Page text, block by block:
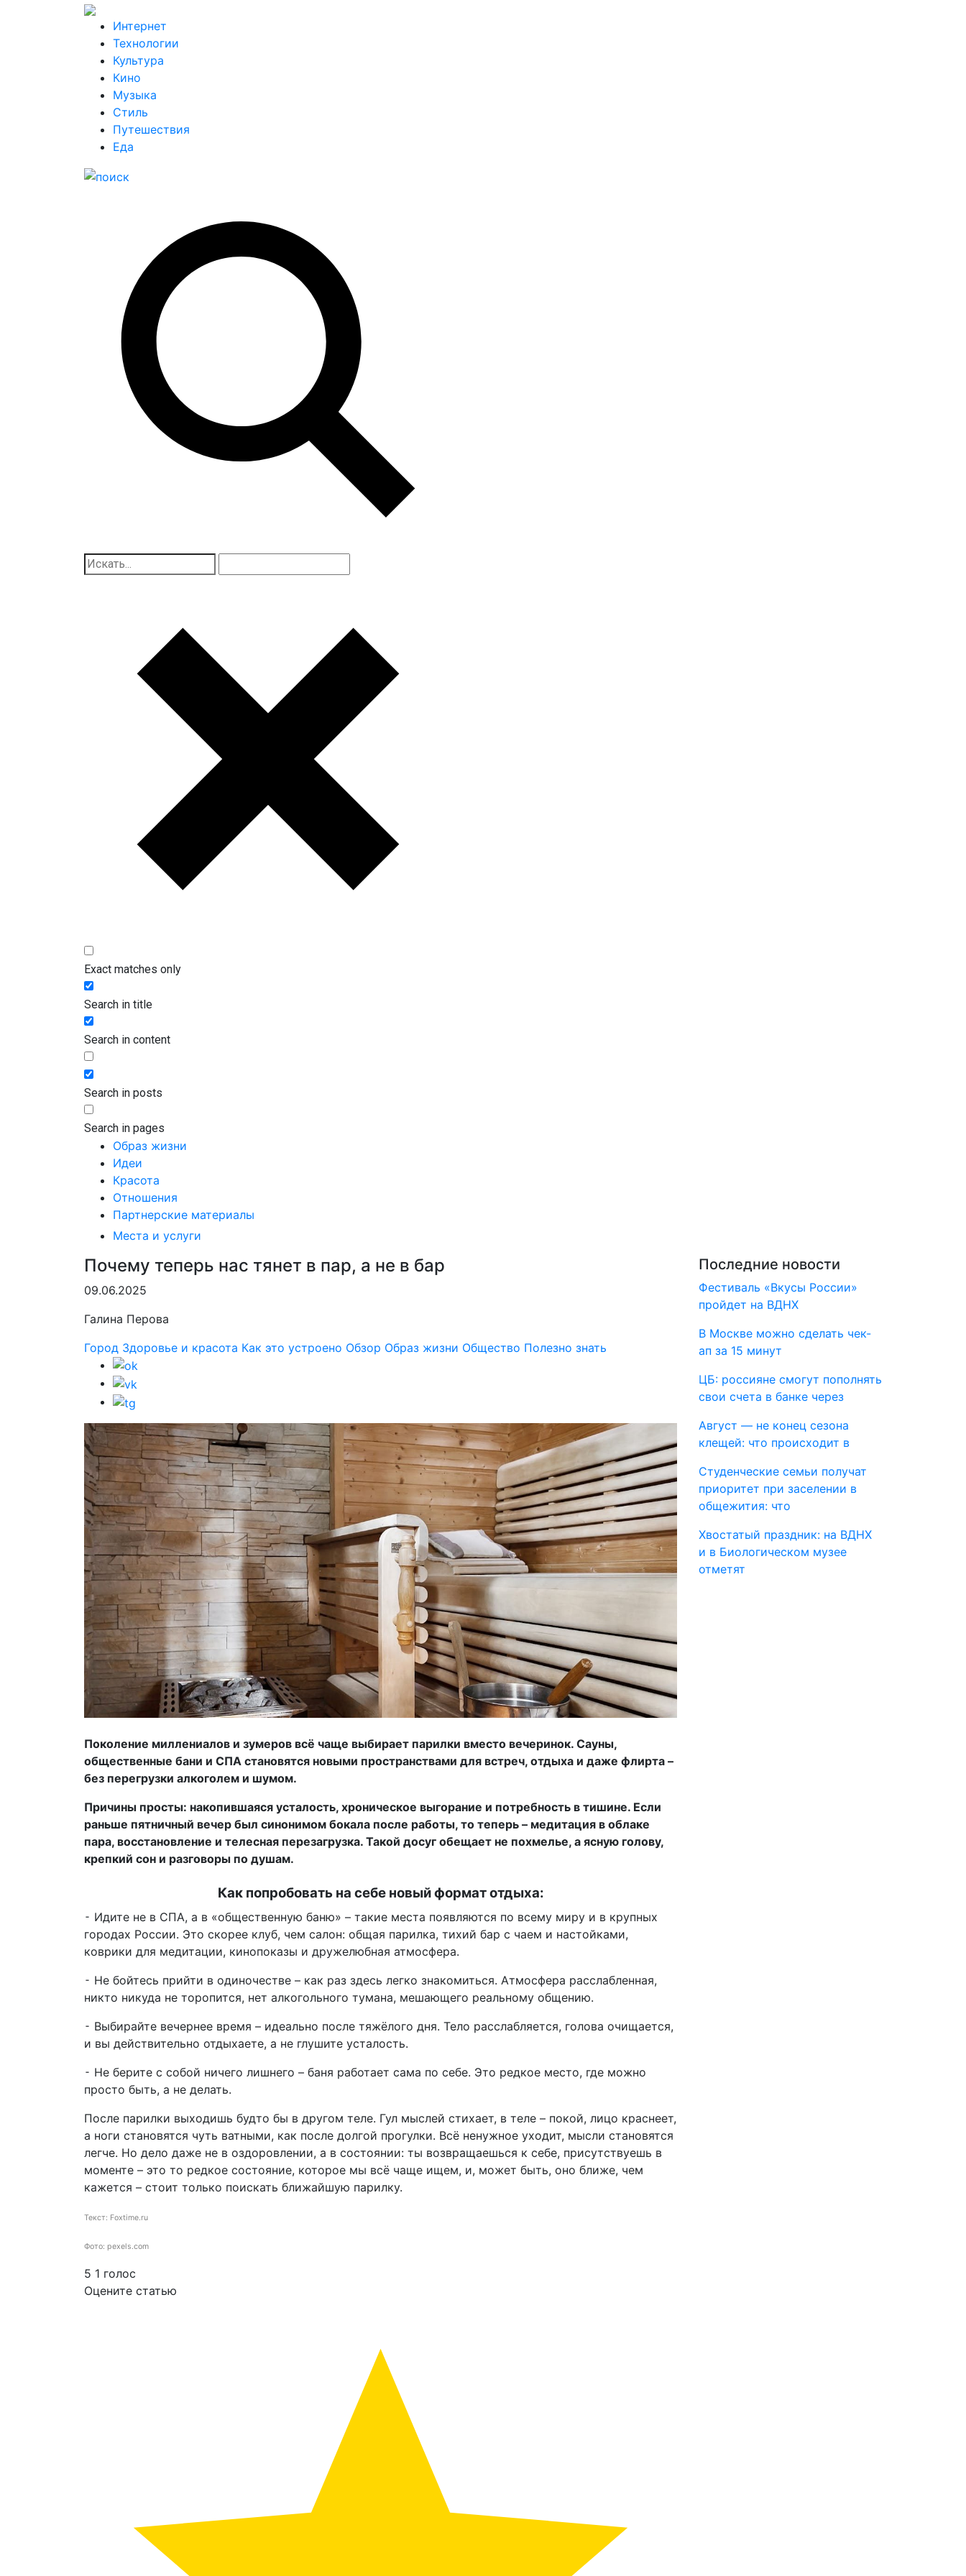
Интернет
Технологии
Культура
Кино
Музыка
Стиль
Путешествия
Еда
Exact matches only
Search in title
Search in content
Search in posts
Search in pages
Образ жизни
Идеи
Красота
Отношения
Партнерские материалы
Места и услуги
Почему теперь нас тянет в пар, а не в бар
09.06.2025
Галина Перова
Город Здоровье и красота Как это устроено Обзор Образ жизни Общество Полезно знать
Поколение миллениалов и зумеров всё чаще выбирает парилки вместо вечеринок. Сауны,
общественные бани и СПА становятся новыми пространствами для встреч, отдыха и даже флирта –
без перегрузки алкоголем и шумом.
Причины просты: накопившаяся усталость, хроническое выгорание и потребность в тишине. Если
раньше пятничный вечер был синонимом бокала после работы, то теперь – медитация в облаке
пара, восстановление и телесная перезагрузка. Такой досуг обещает не похмелье, а ясную голову,
крепкий сон и разговоры по душам.
Как попробовать на себе новый формат отдыха:
⁃ Идите не в СПА, а в «общественную баню» – такие места появляются по всему миру и в крупных
городах России. Это скорее клуб, чем салон: общая парилка, тихий бар с чаем и настойками,
коврики для медитации, кинопоказы и дружелюбная атмосфера.
⁃ Не бойтесь прийти в одиночестве – как раз здесь легко знакомиться. Атмосфера расслабленная,
никто никуда не торопится, нет алкогольного тумана, мешающего реальному общению.
⁃ Выбирайте вечернее время – идеально после тяжёлого дня. Тело расслабляется, голова очищается,
и вы действительно отдыхаете, а не глушите усталость.
⁃ Не берите с собой ничего лишнего – баня работает сама по себе. Это редкое место, где можно
просто быть, а не делать.
После парилки выходишь будто бы в другом теле. Гул мыслей стихает, в теле – покой, лицо краснеет,
а ноги становятся чуть ватными, как после долгой прогулки. Всё ненужное уходит, мысли становятся
легче. Но дело даже не в оздоровлении, а в состоянии: ты возвращаешься к себе, присутствуешь в
моменте – это то редкое состояние, которое мы всё чаще ищем, и, может быть, оно ближе, чем
кажется – стоит только поискать ближайшую парилку.
Текст: Foxtime.ru
Фото: pexels.com
5 1 голос
Оцените статью
Последние новости
Фестиваль «Вкусы России»
пройдет на ВДНХ
В Москве можно сделать чек-
ап за 15 минут
ЦБ: россияне смогут пополнять
свои счета в банке через
Август — не конец сезона
клещей: что происходит в
Студенческие семьи получат
приоритет при заселении в
общежития: что
Хвостатый праздник: на ВДНХ
и в Биологическом музее
отметят